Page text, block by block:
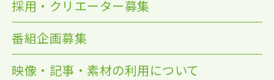
採用・クリエーター募集
番組企画募集
映像・記事・素材の利用について